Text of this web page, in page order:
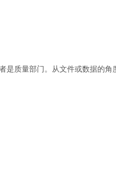
质量部门。从文件或数据的